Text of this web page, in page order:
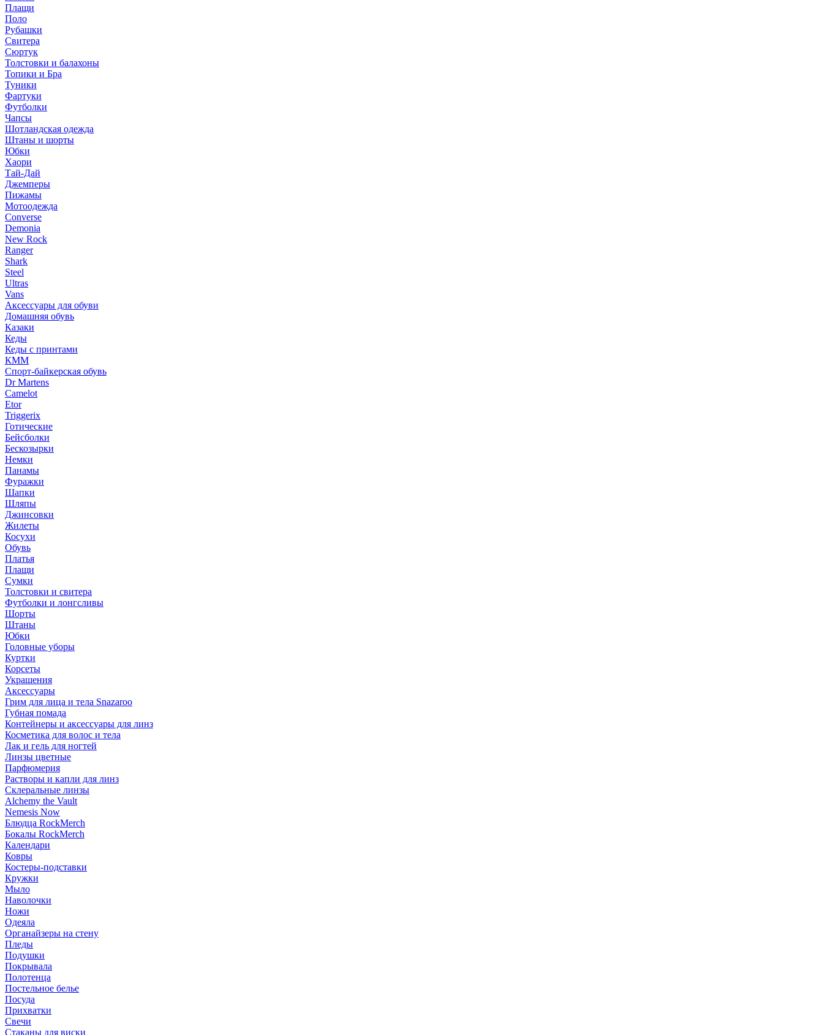
Плащи
Поло
Рубашки
Свитера
Сюртук
Толстовки и балахоны
Топики и Бра
Туники
Фартуки
Футболки
Чапсы
Шотландская одежда
Штаны и шорты
Юбки
Хаори
Тай-Дай
Джемперы
Пижамы
Мотоодежда
Converse
Demonia
New Rock
Ranger
Shark
Steel
Ultras
Vans
Аксессуары для обуви
Домашняя обувь
Казаки
Кеды
Кеды с принтами
КММ
Спорт-байкерская обувь
Dr Martens
Camelot
Etor
Triggerix
Готические
Бейсболки
Бескозырки
Немки
Панамы
Фуражки
Шапки
Шляпы
Джинсовки
Жилеты
Косухи
Обувь
Платья
Плащи
Сумки
Толстовки и свитера
Футболки и лонгсливы
Шорты
Штаны
Юбки
Головные уборы
Куртки
Корсеты
Украшения
Аксессуары
Грим для лица и тела Snazaroo
Губная помада
Контейнеры и аксессуары для линз
Косметика для волос и тела
Лак и гель для ногтей
Линзы цветные
Парфюмерия
Растворы и капли для линз
Склеральные линзы
Alchemy the Vault
Nemesis Now
Блюдца RockMerch
Бокалы RockMerch
Календари
Ковры
Костеры-подставки
Кружки
Мыло
Наволочки
Ножи
Одеяла
Органайзеры на стену
Пледы
Подушки
Покрывала
Полотенца
Постельное белье
Посуда
Прихватки
Свечи
Стаканы для виски